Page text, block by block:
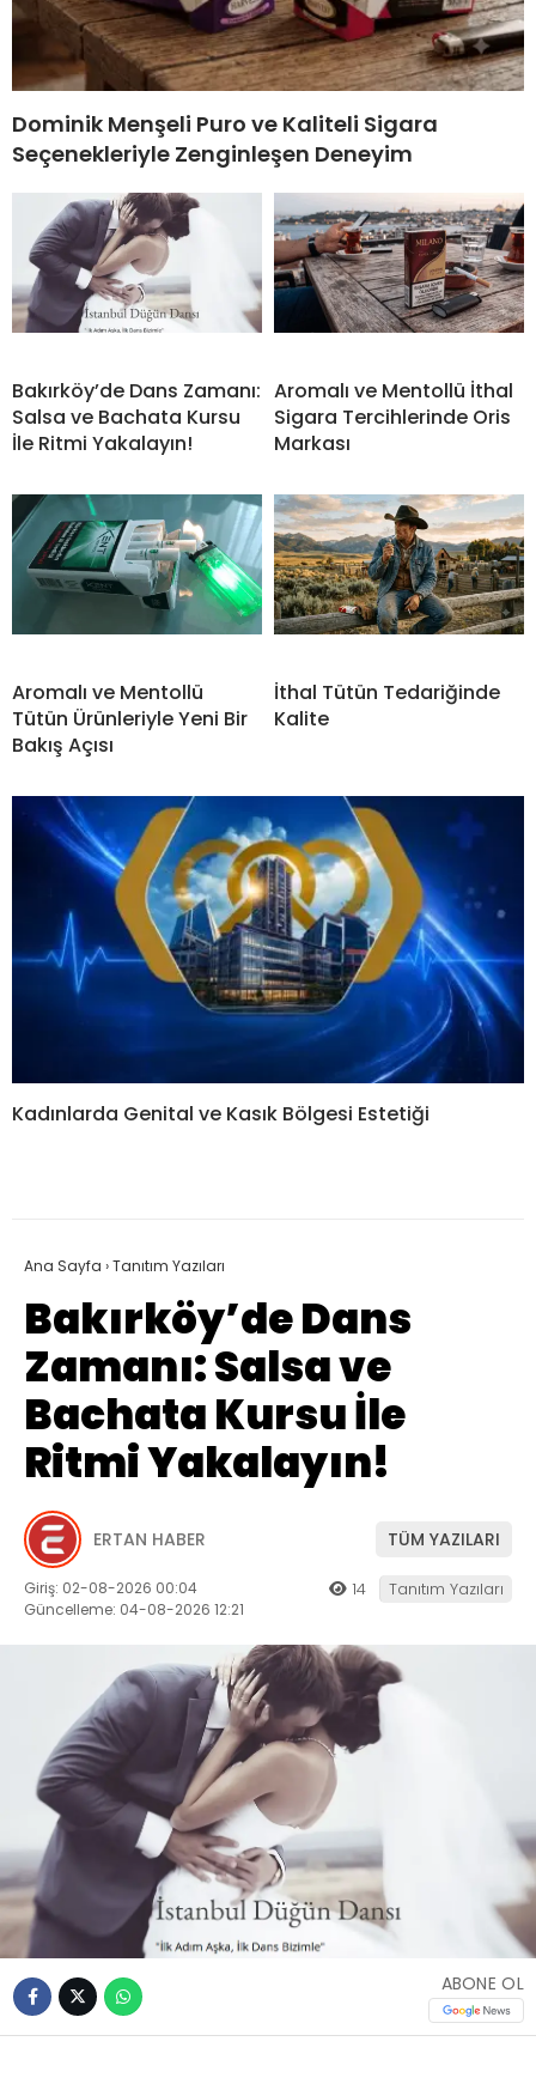
Dominik Menşeli Puro ve Kaliteli Sigara
Seçenekleriyle Zenginleşen Deneyim
Bakırköy’de Dans Zamanı:
Salsa ve Bachata Kursu
İle Ritmi Yakalayın!
Aromalı ve Mentollü İthal
Sigara Tercihlerinde Oris
Markası
Aromalı ve Mentollü
Tütün Ürünleriyle Yeni Bir
Bakış Açısı
İthal Tütün Tedariğinde
Kalite
Kadınlarda Genital ve Kasık Bölgesi Estetiği
Ana Sayfa ›Tanıtım Yazıları
Bakırköy’de Dans
Zamanı: Salsa ve
Bachata Kursu İle
Ritmi Yakalayın!
ERTAN HABER TÜM YAZILARI
Giriş: 02-08-2026 00:04
Güncelleme: 04-08-2026 12:21
14 Tanıtım Yazıları
ABONE OL